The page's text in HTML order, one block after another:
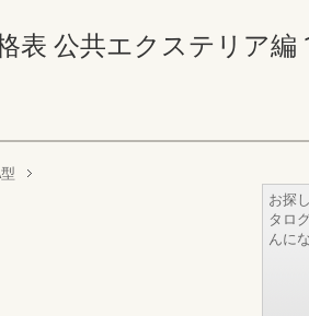
表 公共エクステリア編
お探
タロ
んに